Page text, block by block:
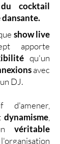
cocktail
dansante.
show live
apporte
qu'un
avec
DJ.
dynamisme
véritable